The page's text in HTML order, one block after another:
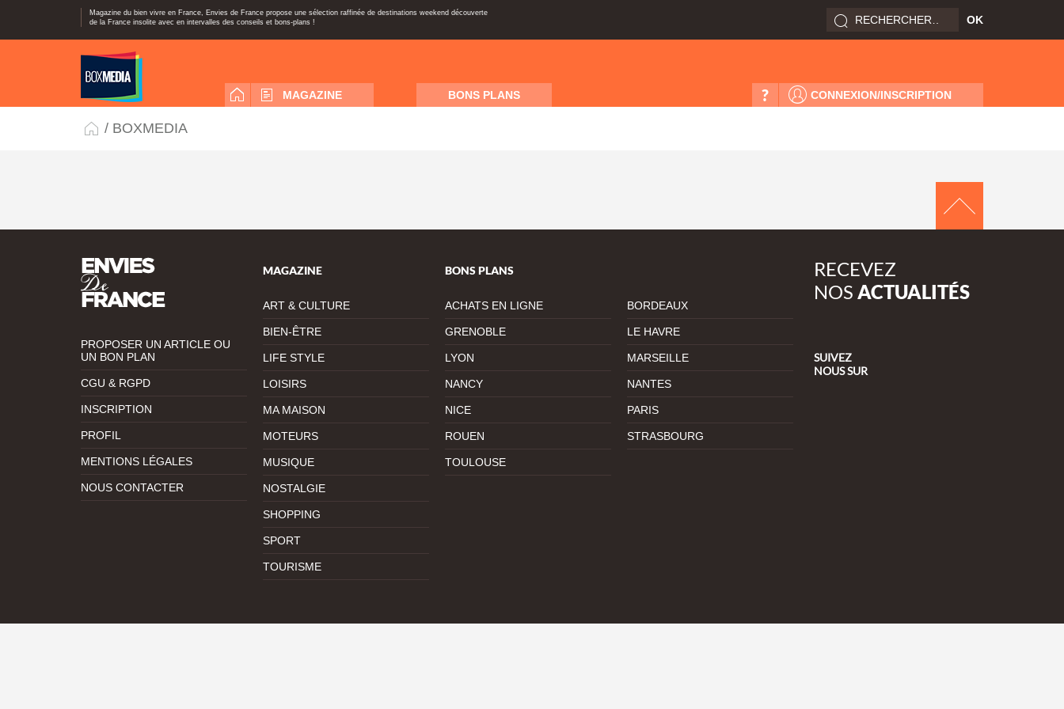
Magazine du bien vivre en France, Envies de France propose une sélection raffinée de destinations weekend découverte
de la France insolite avec en intervalles des conseils et bons-plans !
MAGAZINE BONS PLANS CONNEXION/INSCRIPTION
?
/ BOXMEDIA
PROPOSER UN ARTICLE OU
UN BON PLAN
CGU & RGPD
INSCRIPTION
PROFIL
MENTIONS LÉGALES
NOUS CONTACTER
MAGAZINE
ART & CULTURE
BIEN-ÊTRE
LIFE STYLE
LOISIRS
MA MAISON
MOTEURS
MUSIQUE
NOSTALGIE
SHOPPING
SPORT
TOURISME
BONS PLANS
ACHATS EN LIGNE BORDEAUX
GRENOBLE LE HAVRE
LYON MARSEILLE
NANCY NANTES
NICE PARIS
ROUEN STRASBOURG
TOULOUSE
RECEVEZ
NOS ACTUALITÉS
SUIVEZ
NOUSSUR